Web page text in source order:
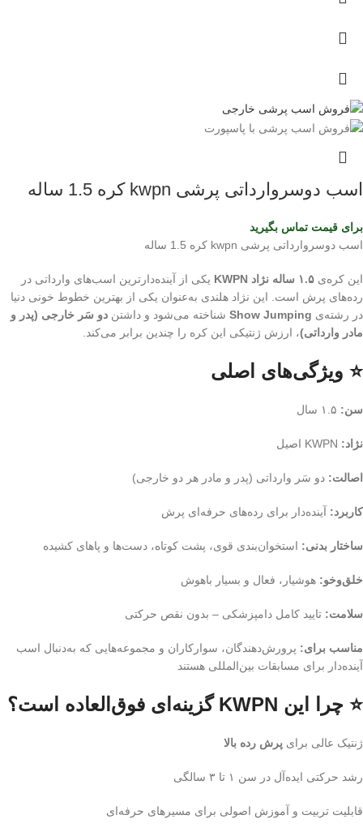
اسب دوسروارداتی پرشی kwpn کره 1.5 ساله
برای قیمت تماس بگیرید
اسب دوسروارداتی پرشی kwpn کره 1.5 ساله
این کره‌ی ۱.۵ ساله نژاد KWPN
یکی از آینده‌دارترین اسب‌های وارداتی در
رده‌های پرش است. این نژاد هلندی به‌عنوان یکی از بهترین خطوط خونی دنیا
در رشته‌ی Show Jumping شناخته می‌شود و داشتن دو سَر خارجی (پدر و
مادر وارداتی)، ارزش ژنتیکی این کره را چندین برابر می‌کند.
⭐ ویژگی‌های اصلی
سن:
نژاد:
اصالت: دو سَر وارداتی (پدر و مادر هر دو خارجی)
کاربرد: آینده‌دار برای رده‌های حرفه‌ای پرش
ساختار بدنی: استخوان‌بندی قوی، پشت کوتاه، دست‌ها و پاهای کشیده
خلق‌وخو: هوشیار، فعال و بسیار باهوش
سلامت: تایید کامل دامپزشکی – بدون نقص حرکتی
مناسب برای: پرورش‌دهندگان، سوارکاران و مجموعه‌هایی که به‌دنبال اسب
آینده‌دار برای مسابقات بین‌المللی هستند
⭐ چرا این KWPN گزینه‌ای فوق‌العاده است؟
ژنتیک عالی برای پرش رده بالا
رشد حرکتی ایده‌آل در سن ۱ تا ۳ سالگی
قابلیت تربیت و آموزش اصولی برای مسیرهای حرفه‌ای